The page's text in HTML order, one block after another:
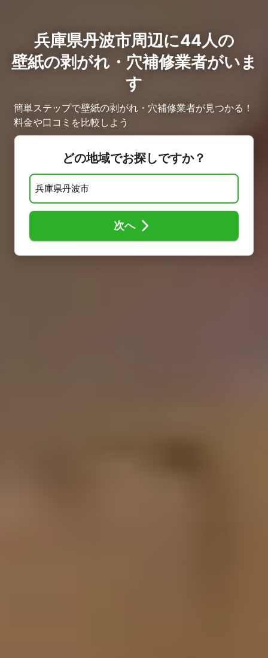
兵庫県丹波市周辺に44人の
壁紙の剥がれ・穴補修業者がいま
す
簡単ステップで壁紙の剥がれ・穴補修業者が見つかる！
料金や口コミを比較しよう
どの地域でお探しですか？
次へ